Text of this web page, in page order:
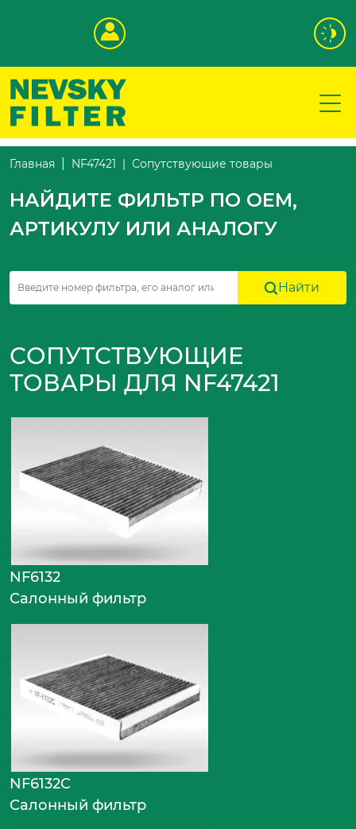
Главная NF47421 Сопутствующие товары
НАЙДИТЕ ФИЛЬТР ПО OEM,
АРТИКУЛУ ИЛИ АНАЛОГУ
Найти
СОПУТСТВУЮЩИЕ
ТОВАРЫ ДЛЯ NF47421
NF6132
Салонный фильтр
NF6132C
Салонный фильтр